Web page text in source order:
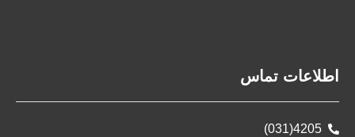
اطلاعات تماس
4205(031)